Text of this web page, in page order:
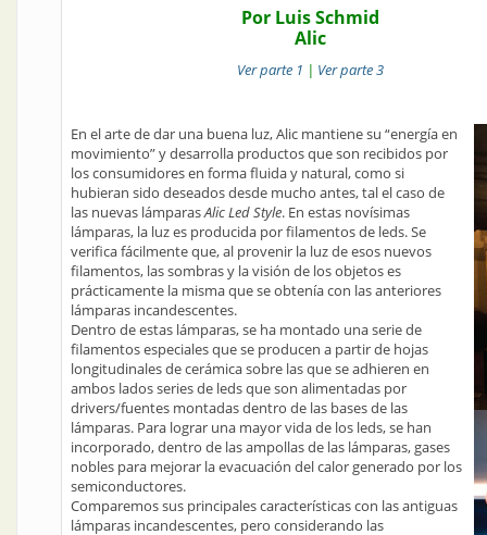
Por Luis Schmid
Alic
Ver parte 1 | Ver parte 3
En el arte de dar una buena luz, Alic mantiene su “energía en
movimiento” y desarrolla productos que son recibidos por
los consumidores en forma fluida y natural, como si
hubieran sido deseados desde mucho antes, tal el caso de
las nuevas lámparasAlic Led Style. En estas novísimas
lámparas, la luz es producida por filamentos de leds. Se
verifica fácilmente que, al provenir la luz de esos nuevos
filamentos, las sombras y la visión de los objetos es
prácticamente la misma que se obtenía con las anteriores
lámparas incandescentes.
Dentro de estas lámparas, se ha montado una serie de
filamentos especiales que se producen a partir de hojas
longitudinales de cerámica sobre las que se adhieren en
ambos lados series de leds que son alimentadas por
drivers/fuentes montadas dentro de las bases de las
lámparas. Para lograr una mayor vida de los leds, se han
incorporado, dentro de las ampollas de las lámparas, gases
nobles para mejorar la evacuación del calor generado por los
semiconductores.
Comparemos sus principales características con las antiguas
lámparas incandescentes, pero considerando las